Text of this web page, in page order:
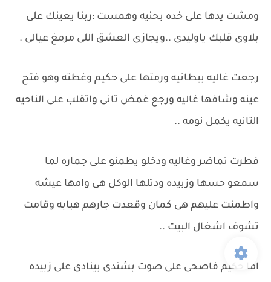
ومشت يدها على خده بحنيه وهمست :ربنا يعينك على
بلاوى قلبك ياوليدى ..ويجازى العشق اللى مرمغ عيالى .
رجعت غاليه ببطانيه ورمتها على حكيم وغطته وهو فتح
عينه وشافها غاليه ورجع غمض تانى واتقلب على الناحيه
التانيه يكمل نومه ..
فطرت تماضر وغاليه ودخلو يطمنو على جماره لما
سمعو حسها وزبيده ودتلها الوكل هى وامها عيشه
واطمنت عليهم هى كمان وقعدت جارهم هبابه وقامت
تشوف اشغال البيت ..
اما حكيم فاصحى على صوت بشندى بينادى على زبيده